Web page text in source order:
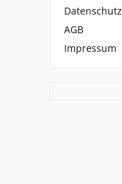
Datenschutz
AGB
Impressum